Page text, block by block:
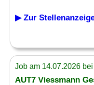
▶ Zur
Job am 14.07.2026
AUT7 Viessmann